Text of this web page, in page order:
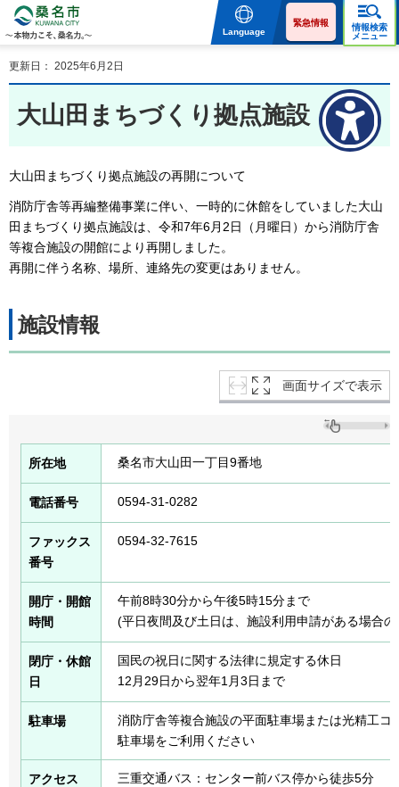
物力こそ、桑名力。
Language
緊急情報
情報検索
メニュー
更新日： 2025年6月2日
大山田まちづくり拠点施設
大山田まちづくり拠点施設の再開について
消防庁舎等再編整備事業に伴い、一時的に休館をしていました大山
田まちづくり拠点施設は、令和7年6月2日（月曜日）から消防庁舎
等複合施設の開館により再開しました。
再開に伴う名称、場所、連絡先の変更はありません。
施設情報
画面サイズで表示
所在地 桑名市大山田一丁目9番地
電話番号 0594-31-0282
ファックス
番号
0594-32-7615
開庁・開館
時間
午前8時30分から午後5時15分まで
(平日夜間及び土日は、施設利用申請がある場合
閉庁・休館
日
国民の祝日に関する法律に規定する休日
12月29日から翌年1月3日まで
駐車場
消防庁舎等複合施設の平面駐車場または光精工コ
駐車場をご利用ください
アクセス 三重交通バス：センター前バス停から徒歩5分